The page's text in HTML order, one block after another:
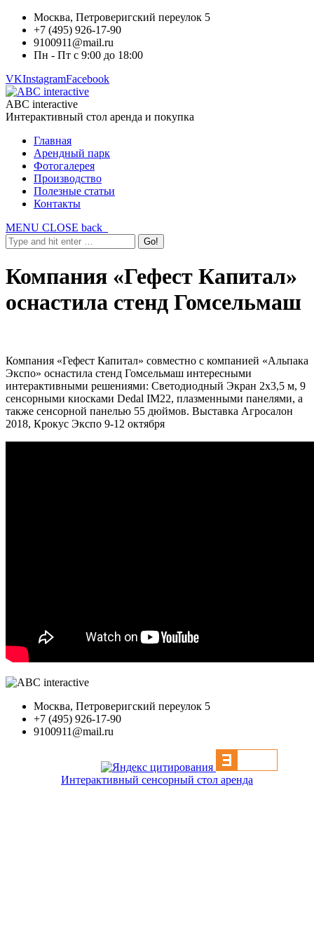
Москва, Петроверигский переулок 5
+7 (495) 926-17-90
9100911@mail.ru
Пн - Пт с 9:00 до 18:00
VKInstagramFacebook
ABC interactive
Интерактивный стол аренда и покупка
Главная
Арендный парк
Фотогалерея
Производство
Полезные статьи
Контакты
MENU CLOSE back
Компания «Гефест Капитал»
оснастила стенд Гомсельмаш
Компания «Гефест Капитал» совместно с компанией «Альпака
Экспо» оснастила стенд Гомсельмаш интересными
интерактивными решениями: Светодиодный Экран 2х3,5 м, 9
сенсорными киосками Dedal IM22, плазменными панелями, а
также сенсорной панелью 55 дюймов. Выставка Агросалон
2018, Крокус Экспо 9-12 октября
Москва, Петроверигский переулок 5
+7 (495) 926-17-90
9100911@mail.ru
Интерактивный сенсорный стол аренда